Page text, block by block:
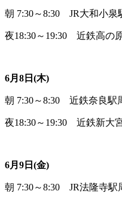
朝 7:30～8:30 JR大和小泉
夜18:30～19:30 近鉄高の
6月8日(木)
朝 7:30～8:30 近鉄奈良駅
夜18:30～19:30 近鉄新大
6月9日(金)
朝 7:30～8:30 JR法隆寺駅